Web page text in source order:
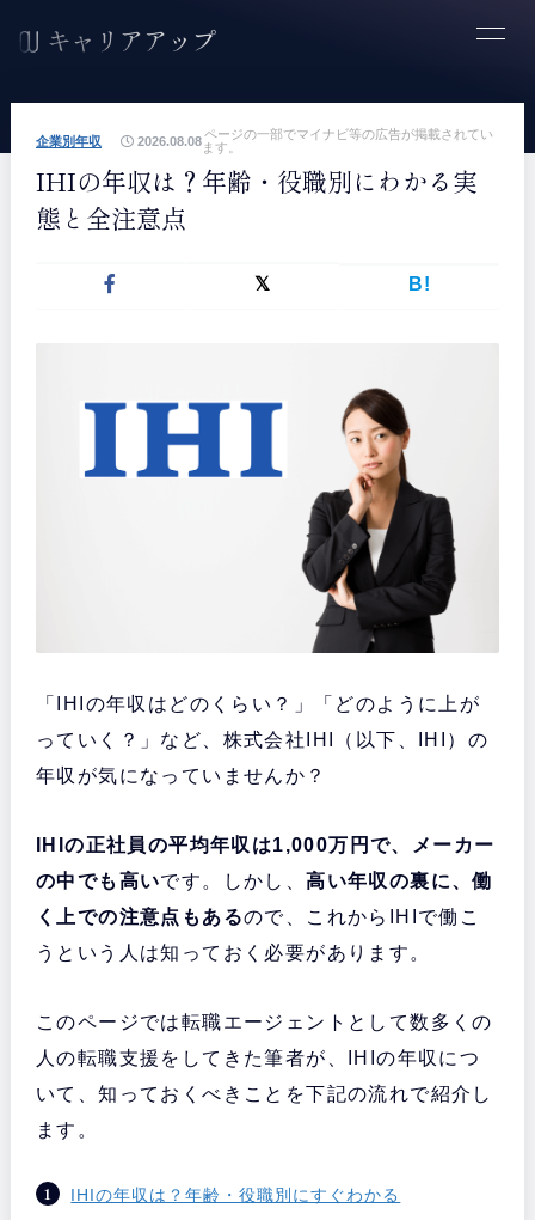
ページの一部でマイナビ等の広告が掲載されてい
ます。
企業別年収 2026.08.08
IHIの年収は？年齢・役職別にわかる実
態と全注意点
B!
「IHIの年収はどのくらい？」「どのように上が
っていく？」など、株式会社IHI（以下、IHI）の
年収が気になっていませんか？
IHIの正社員の平均年収は1,000万円で、メーカー
の中でも高いです。しかし、高い年収の裏に、働
く上での注意点もあるので、これからIHIで働こ
うという人は知っておく必要があります。
このページでは転職エージェントとして数多くの
人の転職支援をしてきた筆者が、IHIの年収につ
いて、知っておくべきことを下記の流れで紹介し
ます。
IHIの年収は？年齢・役職別にすぐわかる